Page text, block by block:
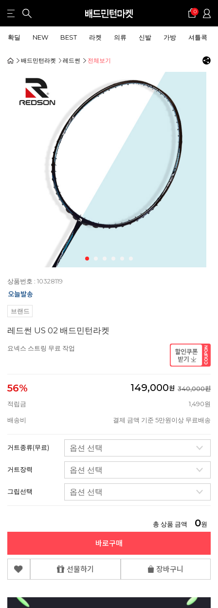
0
확딜 NEW BEST 라켓 의류 신발 가방 셔틀콕
배드민턴라켓 레드썬 전체보기
상품번호 : 10328119
브랜드
레드썬 US 02 배드민턴라켓
요넥스 스트링 무료 작업
56% 149,000원 340,000원
적립금
1,490원
배송비 결제 금액 기준 5만원이상 무료배송
거트종류(무료)
거트장력
그립선택
총 상품 금액 0원
바로구매
선물하기 장바구니